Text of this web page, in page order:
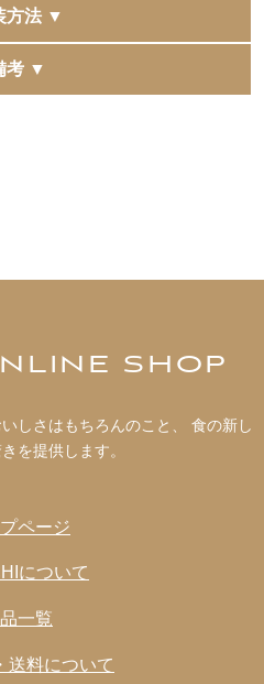
ル＆黒胡椒】
タリア製造)、醸造酢、マヨ
ー、ナチュラルチーズ、食
レモン果汁)、液体だし、醤
リーブ油)、醸造酢(国内製
ダー、ローレル、(一部に小
方法 ▼
いたします。包装のご要望
ねます。予めご了承くださ
考 ▼
SHOP
しさはもちろんのこと、 食の新し
を提供します。
プページ
について
一覧
送料について